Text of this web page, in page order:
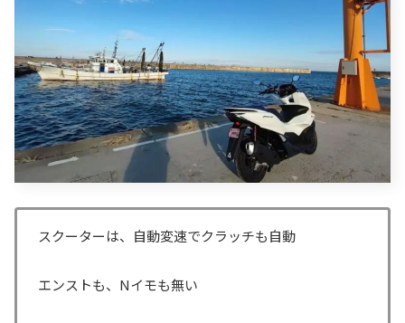
スクーターは、自動変速でクラッチも自動
エンストも、Nイモも無い